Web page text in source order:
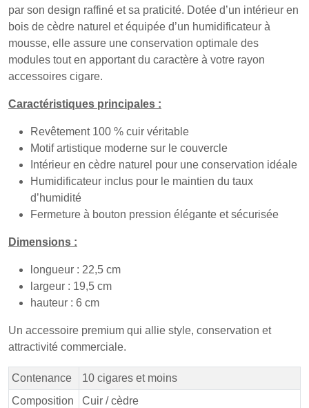
par son design raffiné et sa praticité. Dotée d’un intérieur en
bois de cèdre naturel et équipée d’un humidificateur à
mousse, elle assure une conservation optimale des
modules tout en apportant du caractère à votre rayon
accessoires cigare.
Caractéristiques principales :
Revêtement 100 % cuir véritable
Motif artistique moderne sur le couvercle
Intérieur en cèdre naturel pour une conservation idéale
Humidificateur inclus pour le maintien du taux
d’humidité
Fermeture à bouton pression élégante et sécurisée
Dimensions :
longueur : 22,5 cm
largeur : 19,5 cm
hauteur : 6 cm
Un accessoire premium qui allie style, conservation et
attractivité commerciale.
Contenance
10 cigares et moins
Composition
Cuir / cèdre